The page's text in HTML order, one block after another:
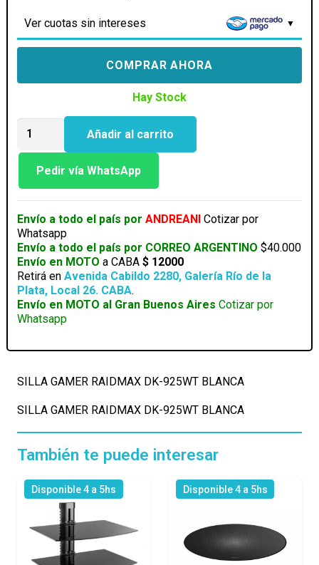
Ver cuotas sin intereses
COMPRAR AHORA
Hay Stock
GAMER
RAIDMAX
Añadir al carrito
Pedir vía WhatsApp
Envío a todo el país por ANDREANI Cotizar por
Whatsapp
Envío a todo el país por CORREO ARGENTINO $40.000
Envío en MOTO a CABA$ 12000
Retirá enAvenida Cabildo 2280, Galería Río de la
Plata, Local 26. CABA.
Envío en MOTO al Gran Buenos Aires Cotizar por
Whatsapp
SILLA GAMER RAIDMAX DK-925WT BLANCA
SILLA GAMER RAIDMAX DK-925WT BLANCA
También te puede interesar
Disponible 4 a 5hs Disponible 4 a 5hs